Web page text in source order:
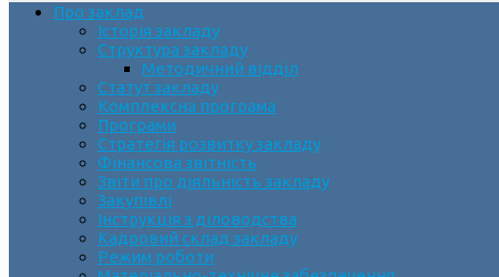
Про заклад
Історія закладу
Структура закладу
Методичний відділ
Статут закладу
Комплексна програма
Програми
Стратегія розвитку закладу
Фінансова звітність
Звіти про діяльність закладу
Закупівлі
Інструкція з діловодства
Кадровий склад закладу
Режим роботи